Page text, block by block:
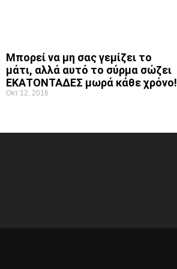
Μπορεί να μη σας γεμίζει το
μάτι, αλλά αυτό το σύρμα σώζει
ΕΚΑΤΟΝΤΑΔΕΣ μωρά κάθε χρόνο!
Οκτ 12, 2016